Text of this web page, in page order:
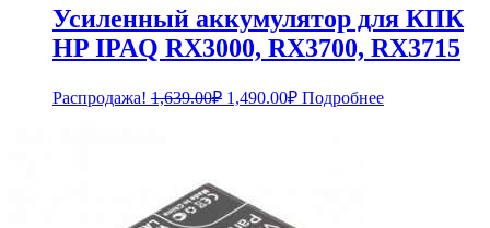
Усиленный аккумулятор для КПК
HP IPAQ RX3000, RX3700, RX3715
Распродажа! 1,639.00₽ Первоначальная
1,490.00₽Текущая
цена:
Подробнее